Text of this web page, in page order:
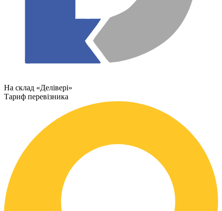
На склад «Делівері»
Тариф перевізника